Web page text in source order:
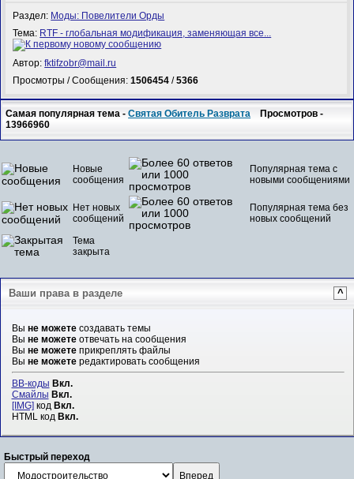
Раздел: Моды: Повелители Орды
Тема: RTF - глобальная модификация, заменяющая все...
Автор:fktifzobr@mail.ru
Просмотры / Сообщения:1506454 /5366
Самая популярная тема -Святая Обитель Разврата Просмотров -
13966960
Новые
сообщения
Популярная тема с
новыми сообщениями
Нет новых
сообщений
Популярная тема без
новых сообщений
Тема
закрыта
Ваши права в разделе ^
Вы не можетесоздавать темы
Вы не можетеотвечать на сообщения
Вы не можетеприкреплять файлы
Вы не можетередактировать сообщения
BB-коды Вкл.
Смайлы Вкл.
[IMG]код Вкл.
HTML код Вкл.
Быстрый переход